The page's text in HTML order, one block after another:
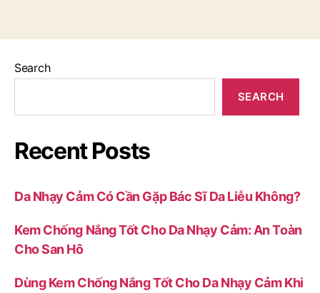
Search
SEARCH
Recent Posts
Da Nhạy Cảm Có Cần Gặp Bác Sĩ Da Liễu Không?
Kem Chống Nắng Tốt Cho Da Nhạy Cảm: An Toàn
Cho San Hô
Dùng Kem Chống Nắng Tốt Cho Da Nhạy Cảm Khi